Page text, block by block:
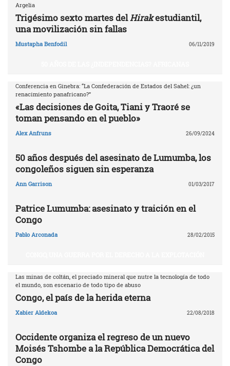
Argelia
Trigésimo sexto martes delHirakestudiantil,
una movilización sin fallas
Mustapha Benfodil 06/11/2019
Conferencia en Ginebra: “La Confederación de Estados del Sahel: ¿un
renacimiento panafricano?”
«Las decisiones de Goita, Tiani y Traoré se
toman pensando en el pueblo»
Alex Anfruns 26/09/2024
50 años después del asesinato de Lumumba, los
congoleños siguen sin esperanza
Ann Garrison 01/03/2017
Patrice Lumumba: asesinato y traición en el
Congo
Pablo Arconada 28/02/2015
Las minas de coltán, el preciado mineral que nutre la tecnología de todo
el mundo, son escenario de todo tipo de abuso
Congo, el país de la herida eterna
Xabier Aldekoa 22/08/2018
Occidente organiza el regreso de un nuevo
Moisés Tshombe a la República Democrática del
Congo